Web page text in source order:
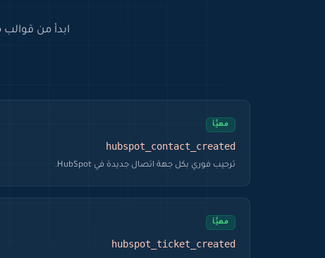
مهيَّأ
hubspot_contact_created
ترحيب فوري بكل جهة اتصال جديدة في HubSpot.
مهيَّأ
hubspot_ticket_created